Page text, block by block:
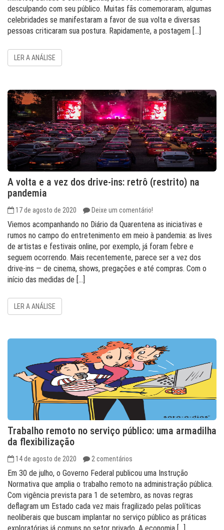
desculpando com seu público. Muitas fãs comemoraram, algumas
celebridades se manifestaram a favor de sua volta e diversas
pessoas criticaram sua postura. Rapidamente, a postagem […]
LER A ANÁLISE
A volta e a vez dos drive-ins: retrô (restrito) na
pandemia
17 de agosto de 2020 Deixe um comentário!
Viemos acompanhando no Diário da Quarentena as iniciativas e
rumos no campo do entretenimento em meio à pandemia: as lives
de artistas e festivais online, por exemplo, já foram febre e
seguem ocorrendo. Mais recentemente, parece ser a vez dos
drive-ins — de cinema, shows, pregações e até compras. Com o
início das medidas de […]
LER A ANÁLISE
Trabalho remoto no serviço público: uma armadilha
da flexibilização
14 de agosto de 2020 2 comentários
Em 30 de julho, o Governo Federal publicou uma Instrução
Normativa que amplia o trabalho remoto na administração pública.
Com vigência prevista para 1 de setembro, as novas regras
deflagram um Estado cada vez mais fragilizado pelas políticas
neoliberais que buscam implantar no serviço público as práticas